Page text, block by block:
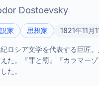
Dostoevsky
家 思想家 1821年11月
ロシア文学を代表する巨匠
た。『罪と罰』『カラマー
た。